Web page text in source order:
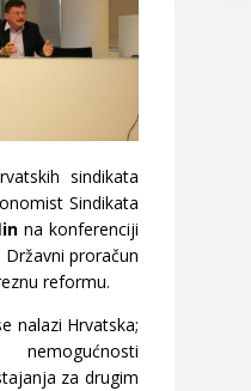
sindikata
Sindikata
na konferenciji
Državni proračun
reformu.
nalazi Hrvatska;
za drugim